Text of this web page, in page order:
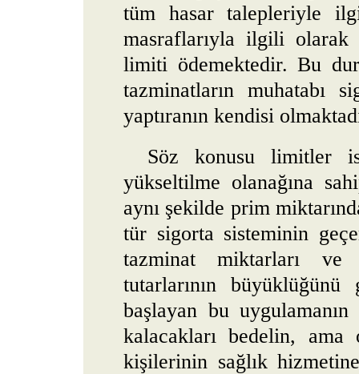
tüm hasar talepleriyle
masraflarıyla ilgili
limiti ödemektedir. Bu
tazminatların muhatabı
yaptıranın kendisi
Söz konusu limitler
yükseltilme olanağına
aynı şekilde prim
tür sigorta sisteminin
tazminat miktarları
tutarlarının
başlayan bu uygulamanın
kalacakları bedelin,
kişilerinin sağlık